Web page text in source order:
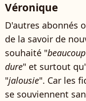
Véronique
D'autres abonnés
de la savoir de
souhaité "
dure" et surtout
"jalousie". Car les
se souviennent